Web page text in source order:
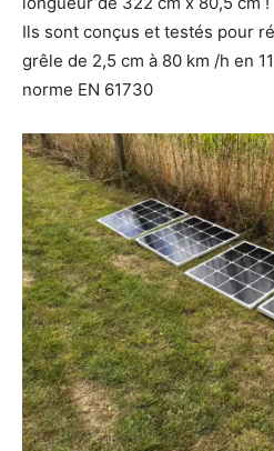
Ils sont conçus et testés pour
grêle de 2,5 cm à 80 km /h en
norme EN 61730